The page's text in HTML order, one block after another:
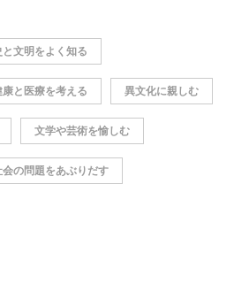
と文明をよく知る
康と医療を考える 異文化に親しむ
文学や芸術を愉しむ
会の問題をあぶりだす